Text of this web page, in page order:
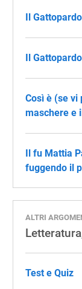
Il
Il
Così è (se
maschere e
Il fu Mattia
fuggendo il
ALTRI
Test e Quiz